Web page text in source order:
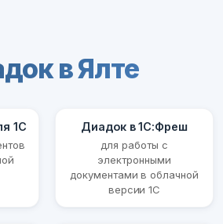
в Ялте
1С Диадок в 1С:Фреш
для работы с
электронными
документами в облачной
версии 1С